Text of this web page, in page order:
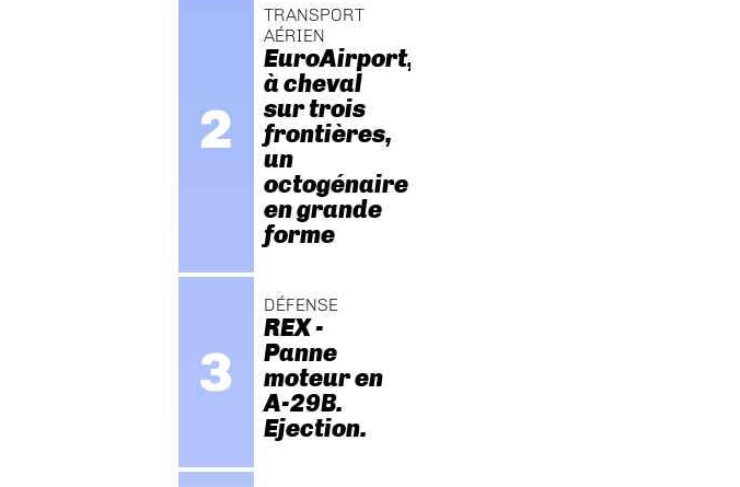
TRANSPORT
AÉRIEN
EuroAirport,
à cheval
sur trois
frontières,
un
octogénaire
en grande
forme
DÉFENSE
REX -
Panne
moteur en
A-29B.
Ejection.